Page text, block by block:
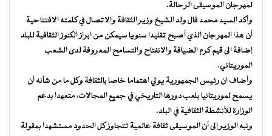
لمهرجان الموسيقى الرحالة.
وأكد السيد محمد فال ولد الشيخ وزير الثقافة والاتصال في كلمته الافتتاحية
أن هذا المهرجان الذي أصبح تقليدا سنويا سيمكن من ابراز الكنوز الثقافية للبلد
إضافة الى قيم كرم الضيافة والانفتاح والتسامح المعروفة لدى الشعب
الموريتاني.
وأضاف ان رئيس الجمهورية يولي اهتماما خاصا بالثقافة وكل ما من شأنه أن
يسمح لموريتانيا بلعب دورها التاريخي في جميع المجالات، متعهدا بدعم
الوزارة للأنشطة الثقافية في البلد.
ونبه الوزير إلى أن الموسيقى ثقافة عالمية تتجاوز كل الحدود مستشهدا بمقولة